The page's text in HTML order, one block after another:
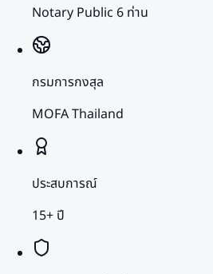
Notary Public 6 ท่าน
กรมการกงสุล
MOFA Thailand
ประสบการณ์
15+ ปี